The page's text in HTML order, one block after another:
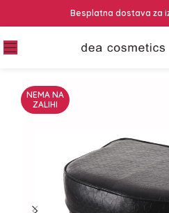
Besplatna dostava za
NEMA NA
ZALIHI